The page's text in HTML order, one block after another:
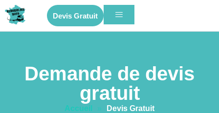
Devis Gratuit
Demande de devis
gratuit
Accueil » Devis Gratuit